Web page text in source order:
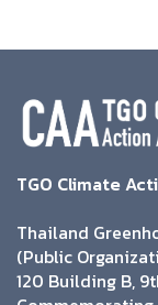
TGO Climate
Thailand
(Public
120 Building B,